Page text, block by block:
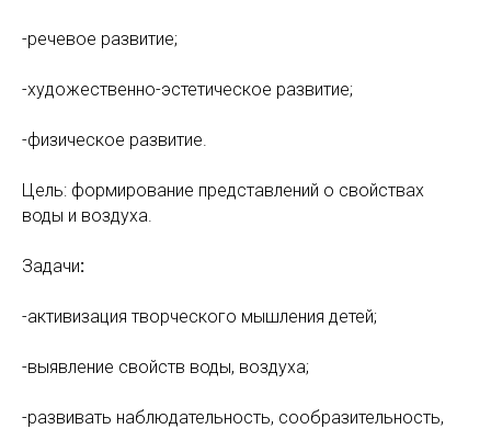
-речевое развитие;
-художественно-эстетическое развитие;
-физическое развитие.
Цель: формирование представлений о свойствах
воды и воздуха.
Задачи:
-активизация творческого мышления детей;
-выявление свойств воды, воздуха;
-развивать наблюдательность, сообразительность,